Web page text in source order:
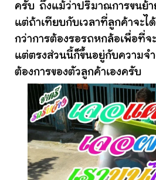
ครับ ถึงแม้ว่าปริมาณการขนย้า
แต่ถ้าเทียบกับเวลาที่ลูกค้าจะไ
กว่าการต้องรอรถหกล้อเพื่อที่จ
แต่ตรงส่วนนี้ก็ขึ้นอยู่กับความจ
ต้องการของตัวลูกค้าเองครับ